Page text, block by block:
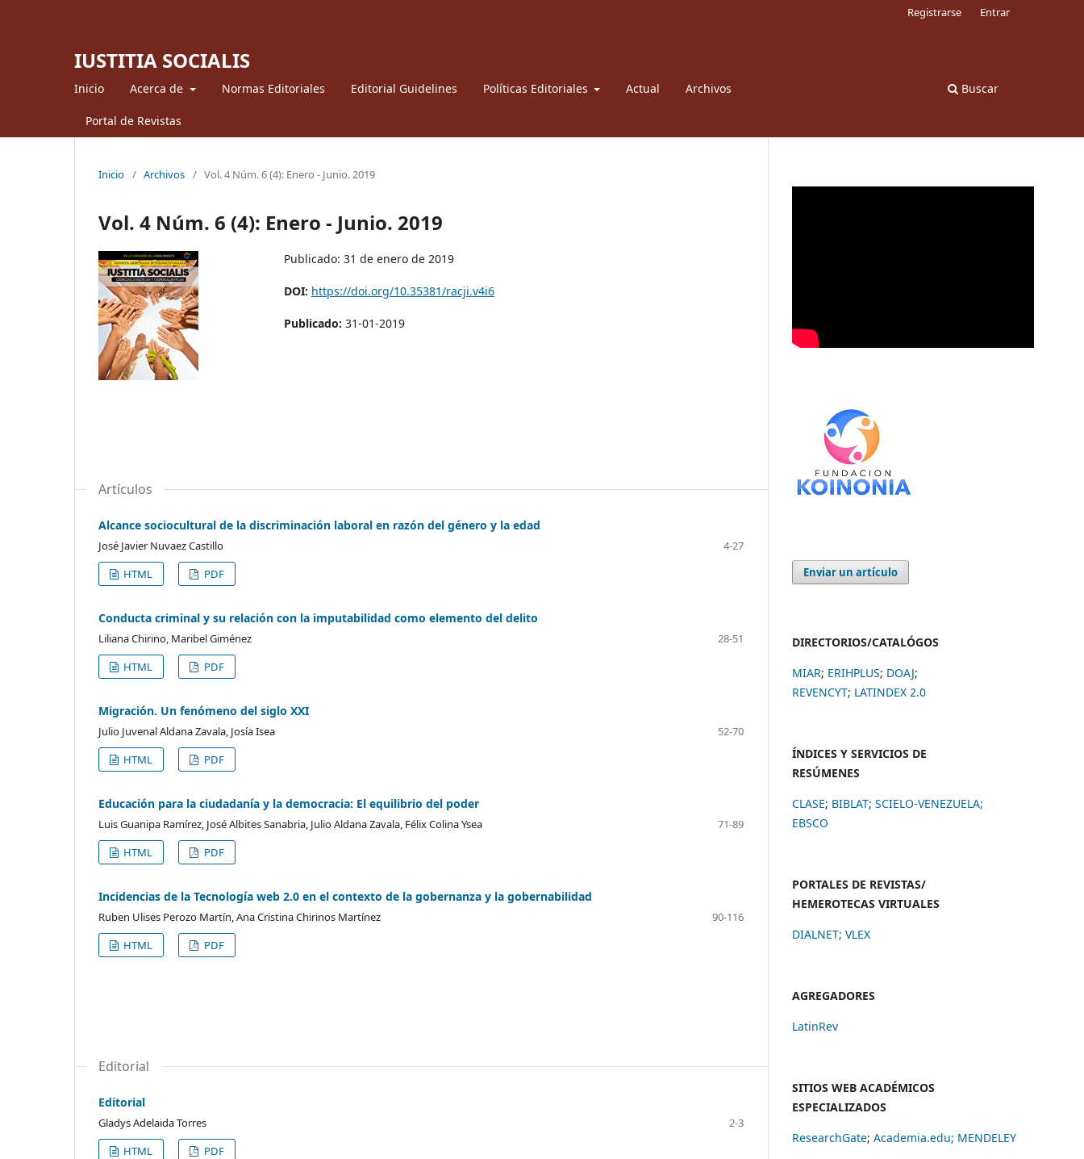
IUSTITIA SOCIALIS
Inicio Acerca de Normas Editoriales Editorial Guidelines Políticas Editoriales Actual Archivos
Portal de Revistas
Buscar
Registrarse Entrar
Inicio / Archivos / Vol. 4 Núm. 6 (4): Enero - Junio. 2019
Vol. 4 Núm. 6 (4): Enero - Junio. 2019
Publicado: 31 de enero de 2019
DOI: https://doi.org/10.35381/racji.v4i6
Publicado: 31-01-2019
Artículos
Alcance sociocultural de la discriminación laboral en razón del género y la edad
José Javier Nuvaez Castillo
4-27
HTML
PDF
Conducta criminal y su relación con la imputabilidad como elemento del delito
Liliana Chirino, Maribel Giménez
28-51
HTML
PDF
Migración. Un fenómeno del siglo XXI
Julio Juvenal Aldana Zavala, Josía Isea
52-70
HTML
PDF
Educación para la ciudadanía y la democracia: El equilibrio del poder
Luis Guanipa Ramírez, José Albites Sanabria, Julio Aldana Zavala, Félix Colina Ysea
71-89
HTML
PDF
Incidencias de la Tecnología web 2.0 en el contexto de la gobernanza y la gobernabilidad
Ruben Ulises Perozo Martín, Ana Cristina Chirinos Martínez
90-116
HTML
PDF
Editorial
Editorial
Gladys Adelaida Torres
2-3
HTML
PDF
Enviar un artículo
DIRECTORIOS/CATALÓGOS
MIAR; ERIHPLUS; DOAJ;
REVENCYT; LATINDEX 2.0
ÍNDICES Y SERVICIOS DE
RESÚMENES
CLASE; BIBLAT; SCIELO-VENEZUELA;
EBSCO
PORTALES DE REVISTAS/
HEMEROTECAS VIRTUALES
DIALNET; VLEX
AGREGADORES
LatinRev
SITIOS WEB ACADÉMICOS
ESPECIALIZADOS
ResearchGate; Academia.edu; MENDELEY